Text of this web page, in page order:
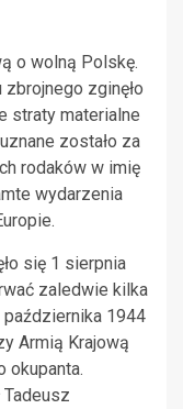
o wolną Polskę.
zginęło
straty materialne
zostało za
rodaków w imię
wydarzenia
się 1 sierpnia
zaledwie kilka
października 1944
Armią Krajową
okupanta.
Tadeusz